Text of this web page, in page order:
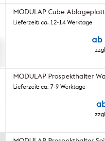
MODULAP Cube
Lieferzeit: ca. 12-14 Werktage
ab
MODULAP Prospekthalter
Lieferzeit: ca. 7-9 Werktage